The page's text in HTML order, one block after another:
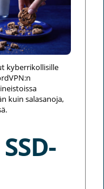
kyberrikollisille
kuin salasanoja,